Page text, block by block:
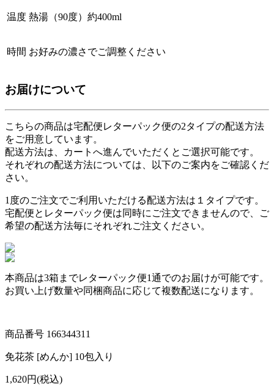
温度 熱湯（90度）約400ml
時間 お好みの濃さでご調整ください
お届けについて
こちらの商品は宅配便レターパック便の2タイプの配送方法
をご用意しています。
配送方法は、カートへ進んでいただくとご選択可能です。
それぞれの配送方法については、以下のご案内をご確認くだ
さい。
1度のご注文でご利用いただける配送方法は１タイプです。
宅配便とレターパック便は同時にご注文できませんので、ご
希望の配送方法毎にそれぞれご注文ください。
本商品は3箱までレターパック便1通でのお届けが可能です。
お買い上げ数量や同梱商品に応じて複数配送になります。
商品番号 166344311
免花茶 [めんか] 10包入り
1,620円(税込)